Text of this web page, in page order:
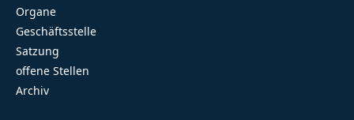
Organe
Geschäftsstelle
Satzung
offene Stellen
Archiv